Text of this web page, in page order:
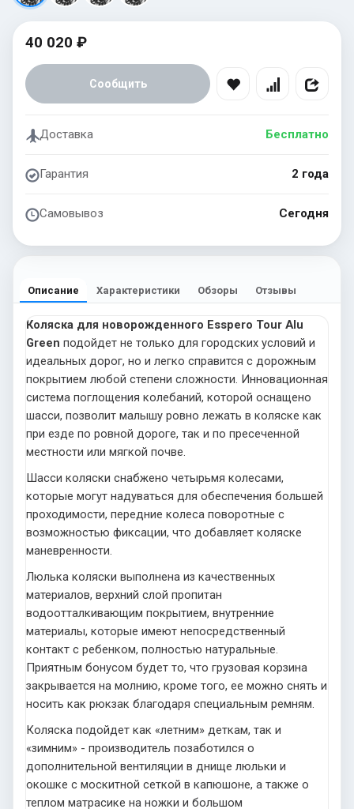
40 020 ₽
Сообщить
Доставка Бесплатно
Гарантия 2 года
Самовывоз Сегодня
Описание Характеристики Обзоры Отзывы
Коляска для новорожденного Esspero Tour Alu
Green подойдет не только для городских условий и
идеальных дорог, но и легко справится с дорожным
покрытием любой степени сложности. Инновационная
система поглощения колебаний, которой оснащено
шасси, позволит малышу ровно лежать в коляске как
при езде по ровной дороге, так и по пресеченной
местности или мягкой почве.
Шасси коляски снабжено четырьмя колесами,
которые могут надуваться для обеспечения большей
проходимости, передние колеса поворотные с
возможностью фиксации, что добавляет коляске
маневренности.
Люлька коляски выполнена из качественных
материалов, верхний слой пропитан
водоотталкивающим покрытием, внутренние
материалы, которые имеют непосредственный
контакт с ребенком, полностью натуральные.
Приятным бонусом будет то, что грузовая корзина
закрывается на молнию, кроме того, ее можно снять и
носить как рюкзак благодаря специальным ремням.
Коляска подойдет как «летним» деткам, так и
«зимним» - производитель позаботился о
дополнительной вентиляции в днище люльки и
окошке с москитной сеткой в капюшоне, а также о
теплом матрасике на ножки и большом